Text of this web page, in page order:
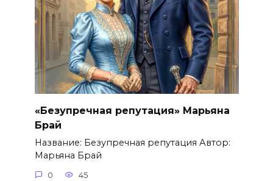
«Безупречная репутация» Марьяна
Брай
Название: Безупречная репутация Автор:
Марьяна Брай
0 45